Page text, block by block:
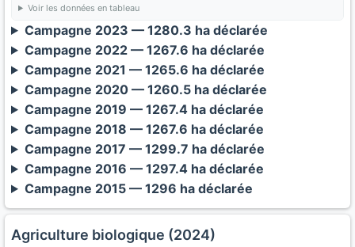
Voir les données en tableau
Campagne 2023 — 1280.3 ha déclarée
Campagne 2022 — 1267.6 ha déclarée
Campagne 2021 — 1265.6 ha déclarée
Campagne 2020 — 1260.5 ha déclarée
Campagne 2019 — 1267.4 ha déclarée
Campagne 2018 — 1267.6 ha déclarée
Campagne 2017 — 1299.7 ha déclarée
Campagne 2016 — 1297.4 ha déclarée
Campagne 2015 — 1296 ha déclarée
Agriculture biologique (2024)